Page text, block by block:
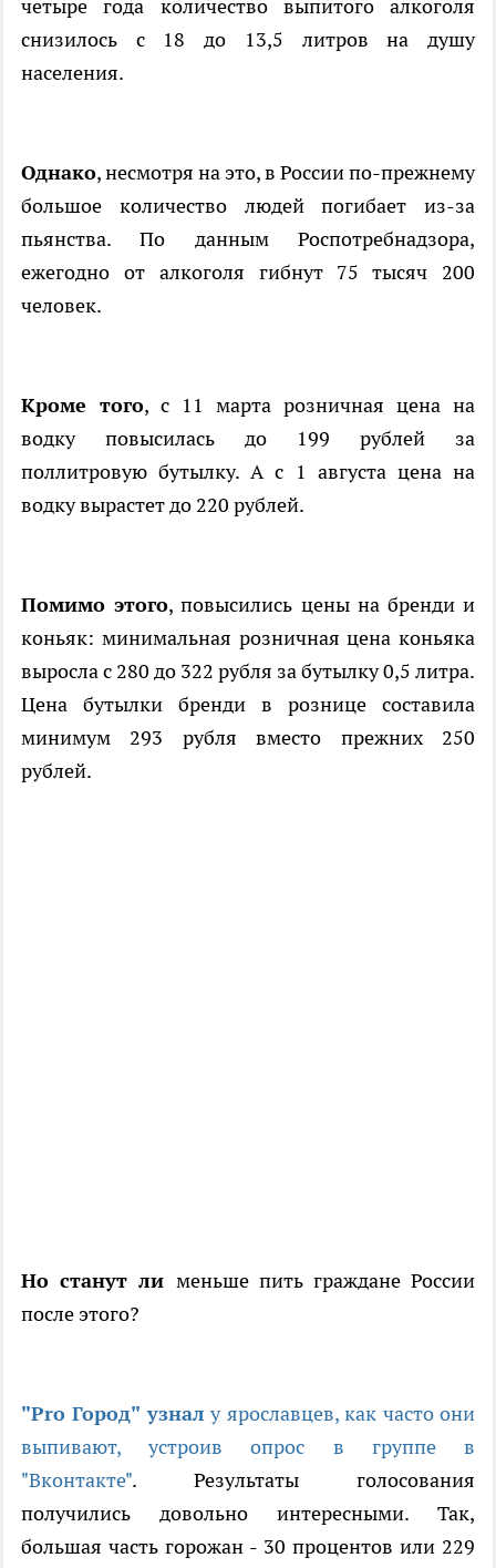
четыре года количество выпитого алкоголя
снизилось с 18 до 13,5 литров на душу
населения.
Однако, несмотря на это, в России по-прежнему
большое количество людей погибает из-за
пьянства. По данным Роспотребнадзора,
ежегодно от алкоголя гибнут 75 тысяч 200
человек.
Кроме того, с 11 марта розничная цена на
водку повысилась до 199 рублей за
поллитровую бутылку. А с 1 августа цена на
водку вырастет до 220 рублей.
Помимо этого, повысились цены на бренди и
коньяк: минимальная розничная цена коньяка
выросла с 280 до 322 рубля за бутылку 0,5 литра.
Цена бутылки бренди в рознице составила
минимум 293 рубля вместо прежних 250
рублей.
Но станут ли меньше пить граждане России
после этого?
"Pro Город" узнал у ярославцев, как часто они
выпивают, устроив опрос в группе в
"Вконтакте". Результаты голосования
получились довольно интересными. Так,
большая часть горожан - 30 процентов или 229